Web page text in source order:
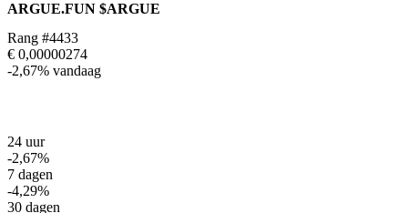
ARGUE.FUN $ARGUE
Rang #4433
€ 0,00000274
-2,67% vandaag
24 uur
-2,67%
7 dagen
-4,29%
30 dagen